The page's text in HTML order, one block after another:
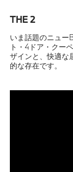
THE 2
いま話題のニュー
ト・4ドア・クー
ザインと、快適な
的な存在です。